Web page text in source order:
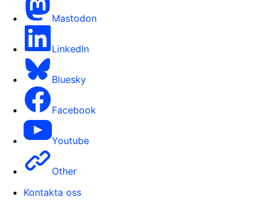
Mastodon
LinkedIn
Bluesky
Facebook
Youtube
Other
Kontakta oss